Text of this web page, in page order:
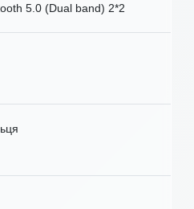
5.0 (Dual band) 2*2